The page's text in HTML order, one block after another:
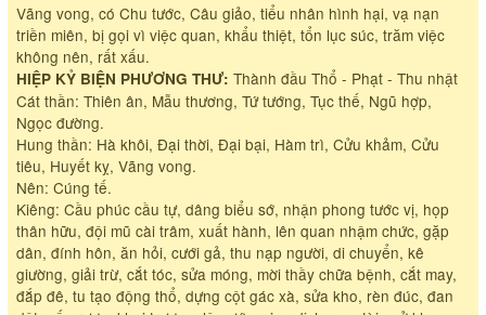
Vãng vong, có Chu tước, Câu giảo, tiểu nhân hình hại, vạ nạn
triền miên, bị gọi vì việc quan, khẩu thiệt, tổn lục súc, trăm việc
không nên, rất xấu.
HIỆP KỶ BIỆN PHƯƠNG THƯ: Thành đầu Thổ - Phạt - Thu nhật
Cát thần: Thiên ân, Mẫu thương, Tứ tướng, Tục thế, Ngũ hợp,
Ngọc đường.
Hung thần: Hà khôi, Đại thời, Đại bại, Hàm trì, Cửu khảm, Cửu
tiêu, Huyết kỵ, Vãng vong.
Nên: Cúng tế.
Kiêng: Cầu phúc cầu tự, dâng biểu sớ, nhận phong tước vị, họp
thân hữu, đội mũ cài trâm, xuất hành, lên quan nhậm chức, gặp
dân, đính hôn, ăn hỏi, cưới gả, thu nạp người, di chuyển, kê
giường, giải trừ, cắt tóc, sửa móng, mời thầy chữa bệnh, cắt may,
đắp đê, tu tạo động thổ, dựng cột gác xà, sửa kho, rèn đúc, đan